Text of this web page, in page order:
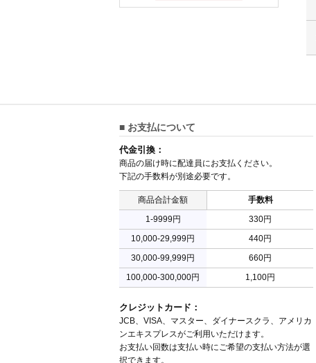
■ お支払について
代金引換：
商品の届け時に配達員にお支払ください。
下記の手数料が別途必要です。
商品合計金額 手数料
1-9999円 330円
10,000-29,999円 440円
30,000-99,999円 660円
100,000-300,000円 1,100円
クレジットカード：
JCB、VISA、マスター、ダイナースクラ、アメリカ
ンエキスプレスがご利用いただけます。
お支払い回数は支払い時にご希望の支払い方法が選
択できます。